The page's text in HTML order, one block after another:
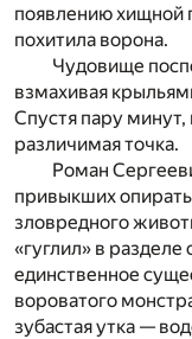
появлению хищной
похитила ворона.
Чудовище
взмахивая
Спустя пару
различимая точка.
Роман
привыкших
зловредного
«гуглил» в
единственное
вороватого
зубастая утка —